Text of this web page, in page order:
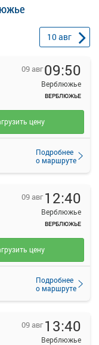
10авг
09 авг09:50
Верблюжье
ВЕРБЛЮЖЬЕ
Подробнее
о маршруте
цену
09 авг 12:40
Верблюжье
ВЕРБЛЮЖЬЕ
Подробнее
о маршруте
цену
09 авг 13:40
Верблюжье